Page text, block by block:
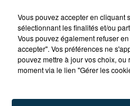
L'ACTU
6 août 2026
Tour de
Vous pouvez accepter en cliquant
sélectionnant les finalités et/ou
Vous pouvez également refuser
accepter". Vos préférences ne
pouvez mettre à jour vos choix,
moment via le lien "Gérer les